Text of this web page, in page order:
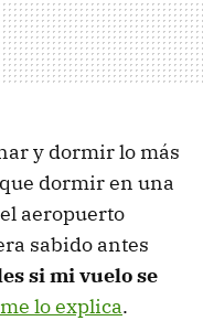
y dormir lo más
dormir en una
aeropuerto
sabido antes
si mi vuelo se
lo explica.